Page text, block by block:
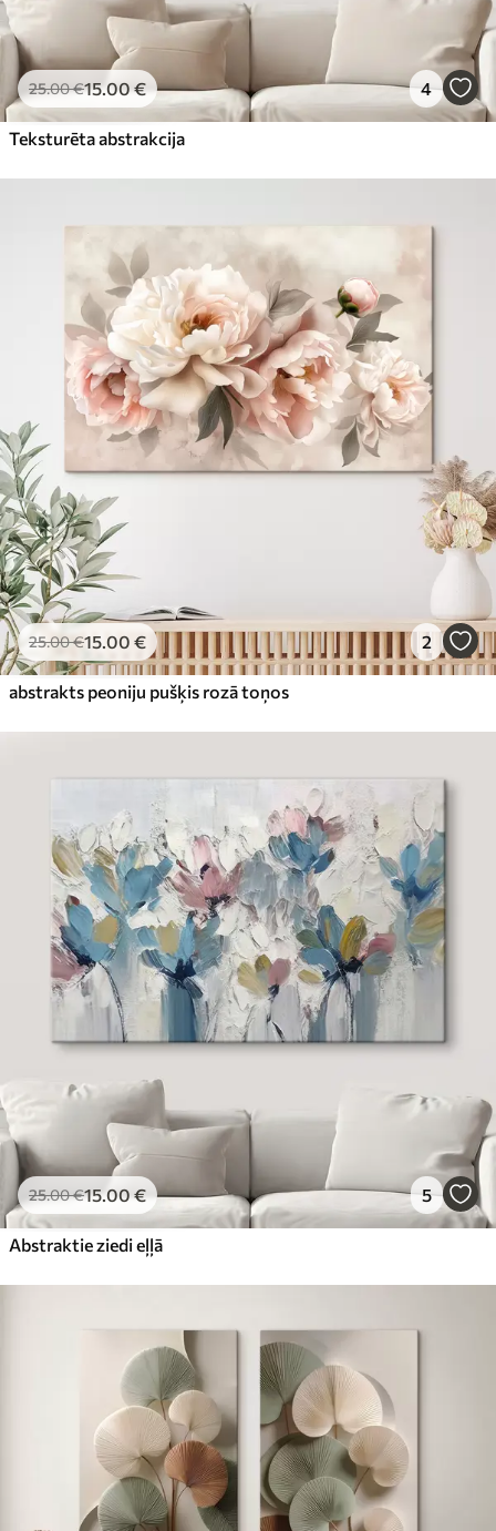
25.00€15.00€ 4
Teksturēta abstrakcija
25.00€15.00 € 2
abstrakts peoniju pušķis rozā toņos
25.00€15.00€ 5
Abstraktie ziedi eļļā